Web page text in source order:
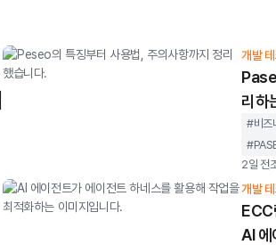
개발
리하
#비즈
#
2일 전
개발
AI 에